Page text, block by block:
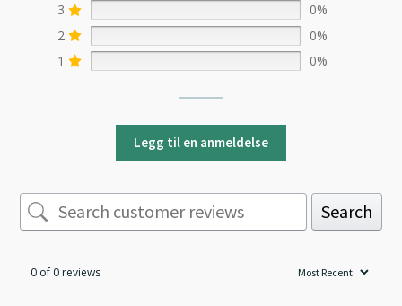
3
0%
2
0%
1
0%
Legg til en anmeldelse
Search
0 of 0 reviews